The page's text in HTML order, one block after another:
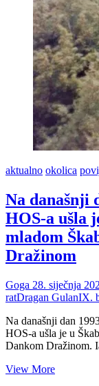
aktualno okolica
Na današnji
HOS-a ušla
mladom
Dražinom
Goga 28. siječnja
ratDragan GulanIX.
Na današnji dan
HOS-a ušla je u
Dankom Dražinom.
View MoreNa